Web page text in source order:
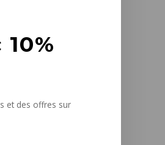
et des offres sur